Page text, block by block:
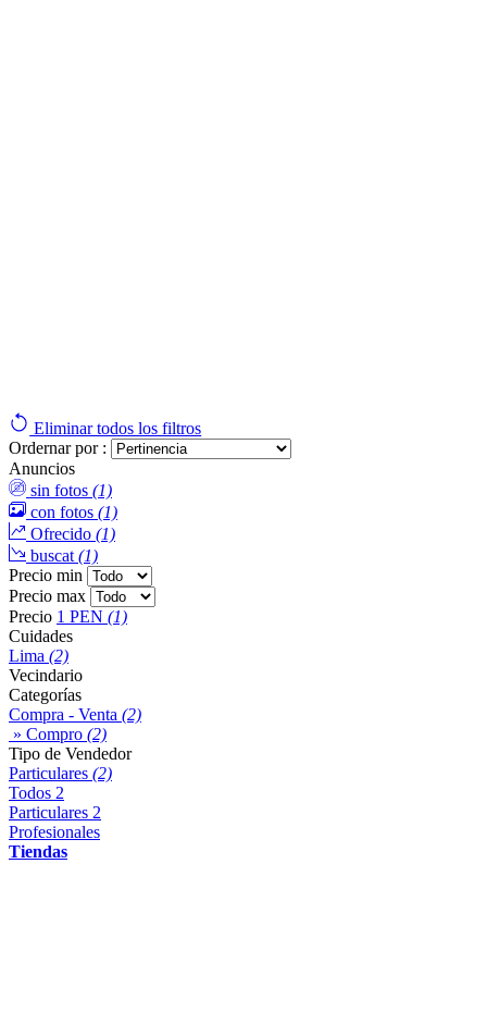
Eliminar todos los filtros
Ordernar por :
Anuncios
sin fotos (1)
con fotos (1)
Ofrecido (1)
buscat (1)
Precio min
Precio max
Precio 1 PEN (1)
Cuidades
Lima (2)
Vecindario
Categorías
Compra - Venta (2)
» Compro (2)
Tipo de Vendedor
Particulares (2)
Todos 2
Particulares 2
Profesionales
Tiendas